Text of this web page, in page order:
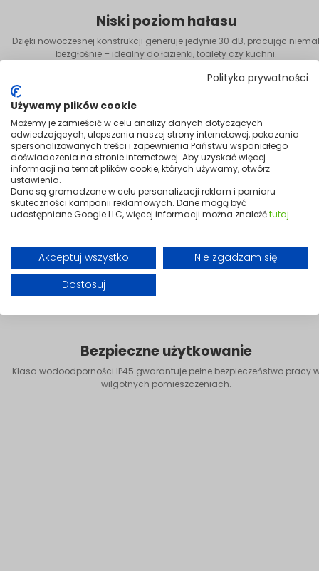
Polityka prywatności
Używamy plików cookie
Możemy je zamieścić w celu analizy danych dotyczących
odwiedzających, ulepszenia naszej strony internetowej, pokazania
spersonalizowanych treści i zapewnienia Państwu wspaniałego
doświadczenia na stronie internetowej. Aby uzyskać więcej
informacji na temat plików cookie, których używamy, otwórz
ustawienia.
Dane są gromadzone w celu personalizacji reklam i pomiaru
skuteczności kampanii reklamowych. Dane mogą być
udostępniane Google LLC, więcej informacji można znaleźćtutaj.
Akceptuj wszystko
Nie zgadzam się
Dostosuj
Niski poziom hałasu
Dzięki nowoczesnej konstrukcji generuje jedynie 30 dB, pracując niemal
bezgłośnie – idealny do łazienki, toalety czy kuchni.
Bezpieczne użytkowanie
Klasa wodoodporności IP45 gwarantuje pełne bezpieczeństwo pracy
wilgotnych pomieszczeniach.